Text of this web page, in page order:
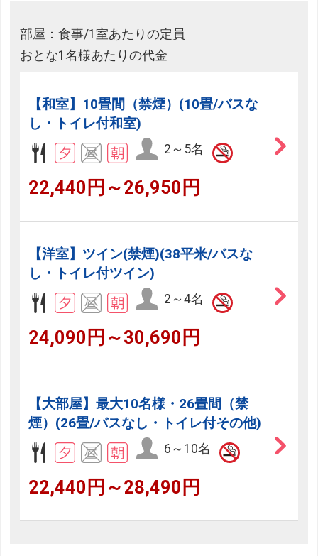
部屋：食事/1室あたりの定員
おとな1名様あたりの代金
【和室】10畳間（禁煙）(10畳/バスな
し・トイレ付和室)
2～5名
22,440円～26,950円
【洋室】ツイン(禁煙)(38平米/バスな
し・トイレ付ツイン)
2～4名
24,090円～30,690円
【大部屋】最大10名様・26畳間（禁
煙）(26畳/バスなし・トイレ付その他)
6～10名
22,440円～28,490円